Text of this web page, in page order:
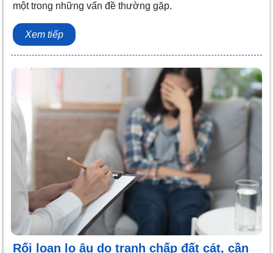
một trong những vấn đề thường gặp.
Xem tiếp
Rối loạn lo âu do tranh chấp đất cát, cần